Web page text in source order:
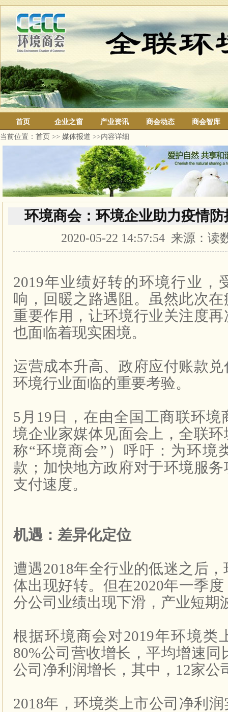
首页 企业之窗 产业资讯 商会动态
商会智库
当前位置： 首页 >> 媒体报道 >>内容详细
环境商会：环境企业助力疫情
2020-05-22 14:57:54 来源：读
2019年业绩好转的环境行业，
响，回暖之路遇阻。虽然此次
重要作用，让环境行业关注度
也面临着现实困境。
运营成本升高、政府应付账款
环境行业面临的重要考验。
5月19日，在由全国工商联环境
境企业家媒体见面会上，全联
称“环境商会”）呼吁：为环境
款；加快地方政府对于环境服
支付速度。
机遇：差异化定位
遭遇2018年全行业的低迷之后
体出现好转。但在2020年一季
分公司业绩出现下滑，产业短期
根据环境商会对2019年环境类
80%公司营收增长，平均增速同
公司净利润增长，其中，12家公
2018年，环境类上市公司净利